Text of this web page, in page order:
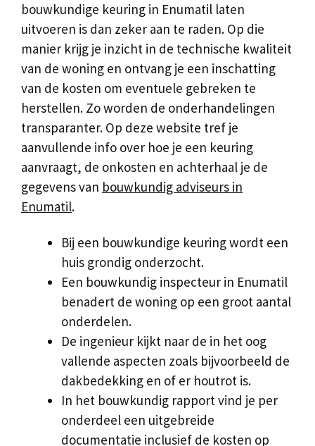
bouwkundige keuring in Enumatil laten
uitvoeren is dan zeker aan te raden. Op die
manier krijg je inzicht in de technische kwaliteit
van de woning en ontvang je een inschatting
van de kosten om eventuele gebreken te
herstellen. Zo worden de onderhandelingen
transparanter. Op deze website tref je
aanvullende info over hoe je een keuring
aanvraagt, de onkosten en achterhaal je de
gegevens van bouwkundig adviseurs in
Enumatil.
Bij een bouwkundige keuring wordt een
huis grondig onderzocht.
Een bouwkundig inspecteur in Enumatil
benadert de woning op een groot aantal
onderdelen.
De ingenieur kijkt naar de in het oog
vallende aspecten zoals bijvoorbeeld de
dakbedekking en of er houtrot is.
In het bouwkundig rapport vind je per
onderdeel een uitgebreide
documentatie inclusief de kosten op